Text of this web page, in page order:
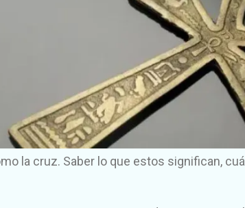
la cruz. Saber lo que estos significan, cuá